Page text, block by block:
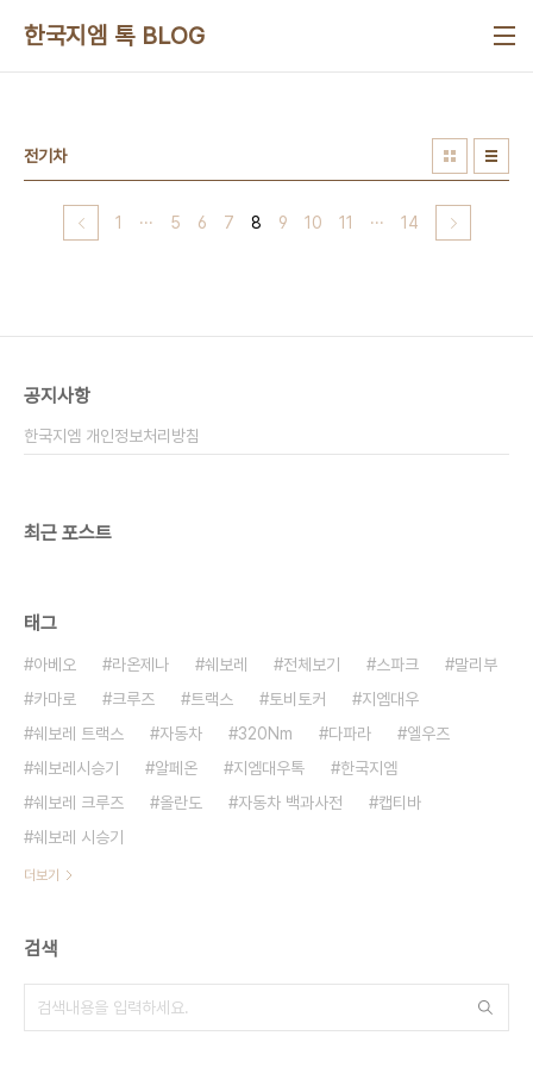
한국지엠 톡 BLOG
전기차
1 ··· 5 6 7 8 9 10 11 ··· 14
공지사항
한국지엠 개인정보처리방침
최근 포스트
태그
아베오 라온제나 쉐보레 전체보기 스파크
말리부
카마로
크루즈 트랙스 토비토커
지엠대우
쉐보레 트랙스
자동차 320Nm 다파라
엘우즈
쉐보레시승기
알페온 지엠대우톡
한국지엠
쉐보레 크루즈
올란도 자동차 백과사전
캡티바
쉐보레 시승기
더보기
검색